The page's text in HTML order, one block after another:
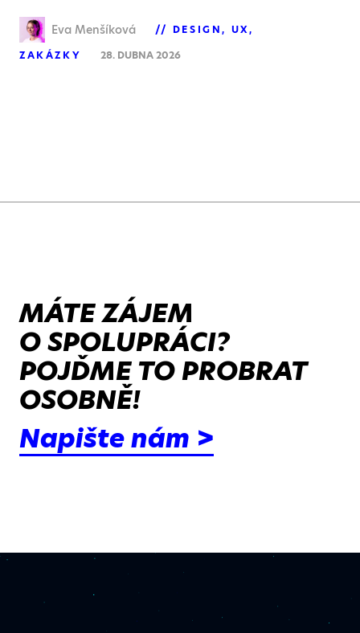
Eva Menšíková DESIGN
UX
ZAKÁZKY
28. DUBNA 2026
MÁTE ZÁJEM
O SPOLUPRÁCI?
POJĎME TO PROBRAT
OSOBNĚ!
Napište nám >